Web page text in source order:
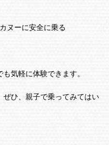
ヌーに安全に乗る
気軽に体験できます。
ぜひ、親子で乗ってみてはい